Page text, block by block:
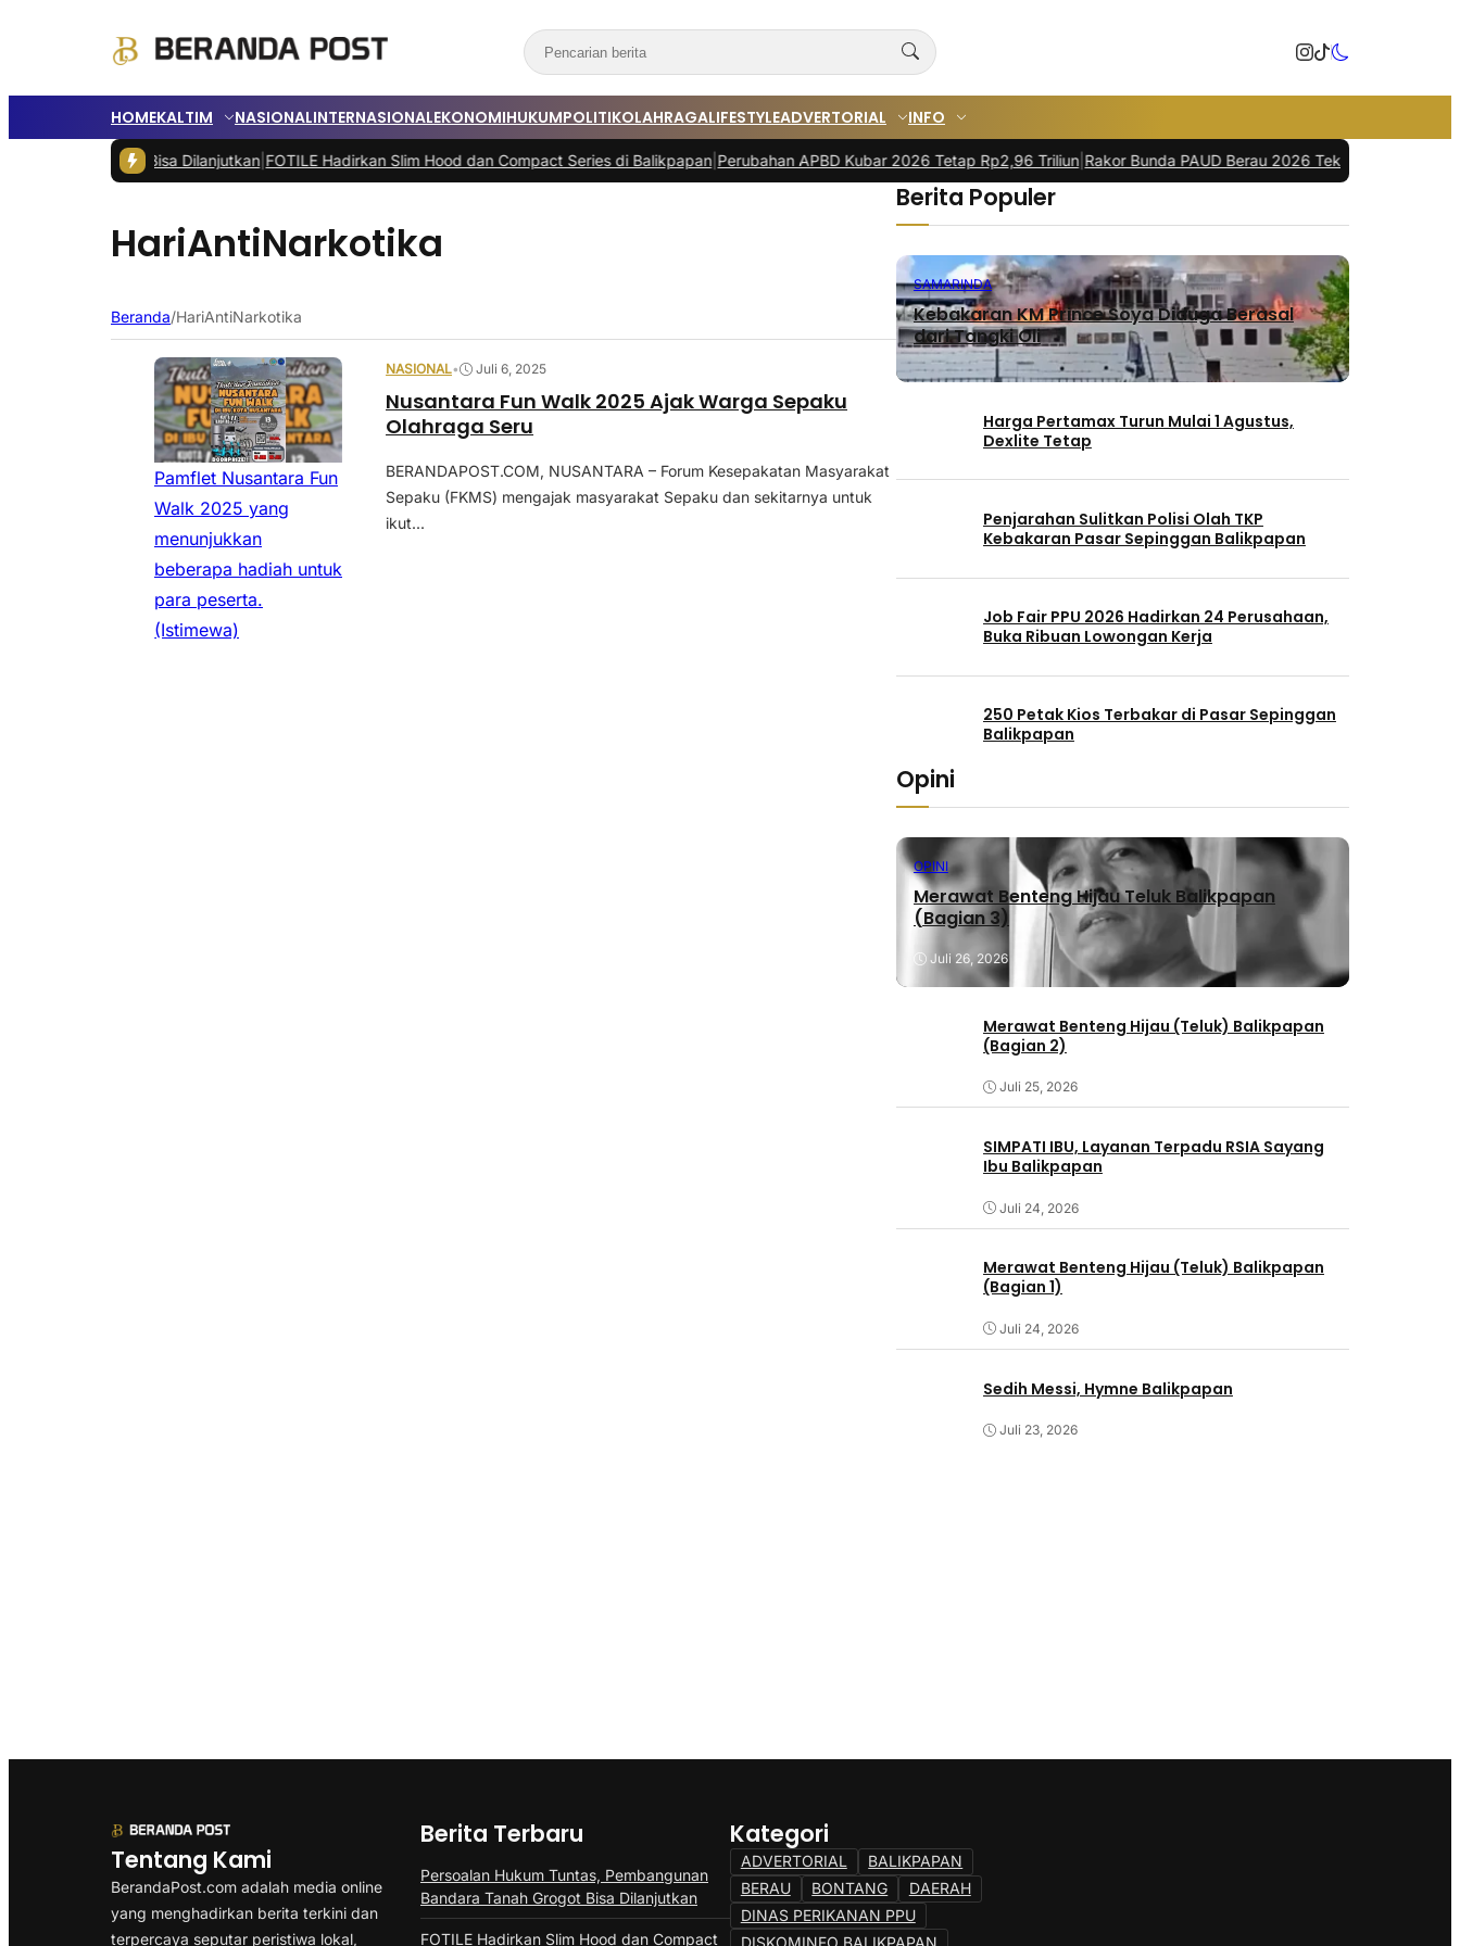
HOMEKALTIM NASIONALINTERNASIONALEKONOMIHUKUMPOLITIKOLAHRAGALIFESTYLEADVERTORIAL INFO
Grogot Bisa Dilanjutkan|FOTILE Hadirkan Slim Hood dan Compact Series di Balikpapan|Perubahan APBD Kubar 2026 Tetap Rp2,96 Triliun| Rakor Bunda PAUD Berau 2026 Tekankan Investasi
HariAntiNarkotika
Beranda/HariAntiNarkotika
Pamflet Nusantara Fun
Walk 2025 yang
menunjukkan
beberapa hadiah untuk
para peserta.
(Istimewa)
NASIONAL• Juli 6, 2025
Nusantara Fun Walk 2025 Ajak Warga Sepaku
Olahraga Seru
BERANDAPOST.COM, NUSANTARA – Forum Kesepakatan Masyarakat
Sepaku (FKMS) mengajak masyarakat Sepaku dan sekitarnya untuk
ikut...
Berita Populer
SAMARINDA
Kebakaran KM Prince Soya Diduga Berasal
dari Tangki Oli
Harga Pertamax Turun Mulai 1 Agustus,
Dexlite Tetap
Penjarahan Sulitkan Polisi Olah TKP
Kebakaran Pasar Sepinggan Balikpapan
Job Fair PPU 2026 Hadirkan 24 Perusahaan,
Buka Ribuan Lowongan Kerja
250 Petak Kios Terbakar di Pasar Sepinggan
Balikpapan
Opini
OPINI
Merawat Benteng Hijau Teluk Balikpapan
(Bagian 3)
Juli 26, 2026
Merawat Benteng Hijau (Teluk) Balikpapan
(Bagian 2)
Juli 25, 2026
SIMPATI IBU, Layanan Terpadu RSIA Sayang
Ibu Balikpapan
Juli 24, 2026
Merawat Benteng Hijau (Teluk) Balikpapan
(Bagian 1)
Juli 24, 2026
Sedih Messi, Hymne Balikpapan
Juli 23, 2026
Tentang Kami
BerandaPost.com adalah media online
yang menghadirkan berita terkini dan
terpercaya seputar peristiwa lokal,
Berita Terbaru
Persoalan Hukum Tuntas, Pembangunan
Bandara Tanah Grogot Bisa Dilanjutkan
FOTILE Hadirkan Slim Hood dan Compact
Kategori
ADVERTORIAL
BALIKPAPAN
BERAU
BONTANG
DAERAH
DINAS PERIKANAN PPU
DISKOMINFO BALIKPAPAN